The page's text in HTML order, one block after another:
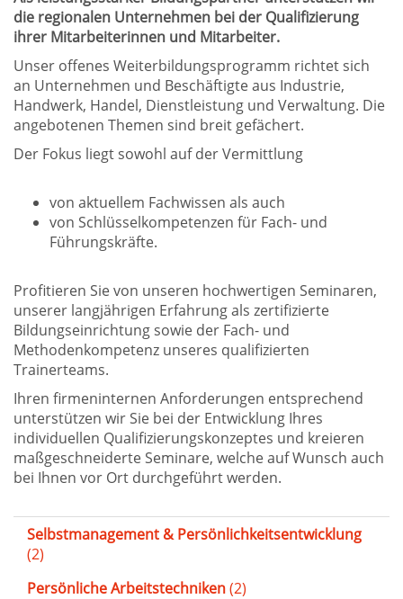
die regionalen Unternehmen bei der Qualifizierung
ihrer Mitarbeiterinnen und Mitarbeiter.
Unser offenes Weiterbildungsprogramm richtet sich
an Unternehmen und Beschäftigte aus Industrie,
Handwerk, Handel, Dienstleistung und Verwaltung. Die
angebotenen Themen sind breit gefächert.
Der Fokus liegt sowohl auf der Vermittlung
von aktuellem Fachwissen als auch
von Schlüsselkompetenzen für Fach- und
Führungskräfte.
Profitieren Sie von unseren hochwertigen Seminaren,
unserer langjährigen Erfahrung als zertifizierte
Bildungseinrichtung sowie der Fach- und
Methodenkompetenz unseres qualifizierten
Trainerteams.
Ihren firmeninternen Anforderungen entsprechend
unterstützen wir Sie bei der Entwicklung Ihres
individuellen Qualifizierungskonzeptes und kreieren
maßgeschneiderte Seminare, welche auf Wunsch auch
bei Ihnen vor Ort durchgeführt werden.
Selbstmanagement & Persönlichkeitsentwicklung
(2)
Persönliche Arbeitstechniken(2)